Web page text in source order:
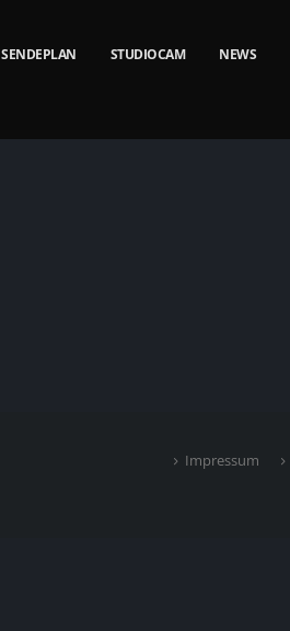
SENDEPLAN STUDIOCAM NEWS
Impressum